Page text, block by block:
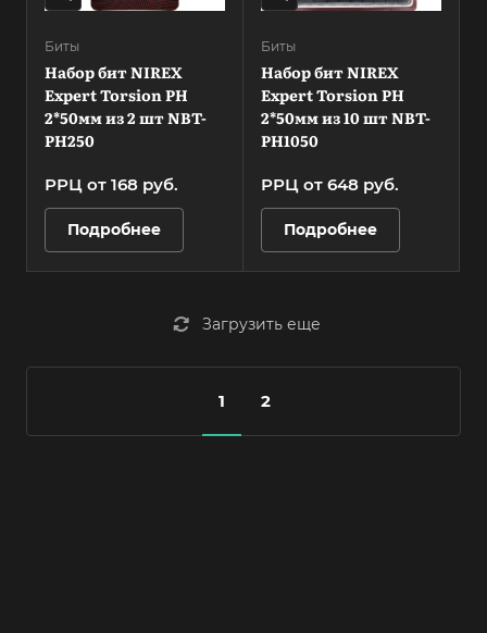
Биты
Набор бит NIREX
Expert Torsion PH
2*50мм из 2 шт NBT-
PH250
РРЦ от 168 руб.
Подробнее
Биты
Набор бит NIREX
Expert Torsion PH
2*50мм из 10 шт NBT-
PH1050
РРЦ от 648 руб.
Подробнее
Загрузить еще
1 2